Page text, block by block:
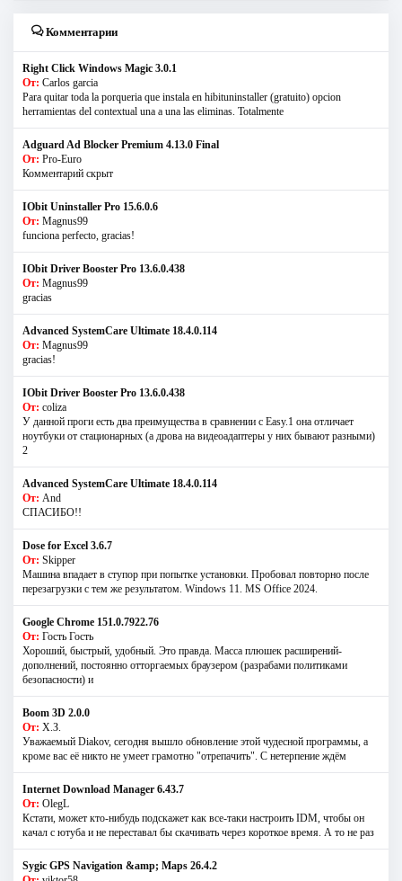
Комментарии
Right Click Windows Magic 3.0.1
От: Carlos garcia
Para quitar toda la porqueria que instala en hibituninstaller (gratuito) opcion
herramientas del contextual una a una las eliminas. Totalmente
Adguard Ad Blocker Premium 4.13.0 Final
От: Pro-Euro
Комментарий скрыт
IObit Uninstaller Pro 15.6.0.6
От: Magnus99
funciona perfecto, gracias!
IObit Driver Booster Pro 13.6.0.438
От: Magnus99
gracias
Advanced SystemCare Ultimate 18.4.0.114
От: Magnus99
gracias!
IObit Driver Booster Pro 13.6.0.438
От: coliza
У данной проги есть два преимущества в сравнении с Easy.1 она отличает
ноутбуки от стационарных (а дрова на видеоадаптеры у них бывают разными)
2
Advanced SystemCare Ultimate 18.4.0.114
От: And
СПАСИБО!!
Dose for Excel 3.6.7
От: Skipper
Машина впадает в ступор при попытке установки. Пробовал повторно после
перезагрузки с тем же результатом. Windows 11. MS Offiсe 2024.
Google Chrome 151.0.7922.76
От: Гость Гость
Хороший, быстрый, удобный. Это правда. Масса плюшек расширений-
дополнений, постоянно отторгаемых браузером (разрабами политиками
безопасности) и
Boom 3D 2.0.0
От: Х.З.
Уважаемый Diakov, сегодня вышло обновление этой чудесной программы, а
кроме вас её никто не умеет грамотно "отрепачить". С нетерпение ждём
Internet Download Manager 6.43.7
От: OlegL
Кстати, может кто-нибудь подскажет как все-таки настроить IDM, чтобы он
качал с ютуба и не переставал бы скачивать через короткое время. А то не раз
Sygic GPS Navigation &amp; Maps 26.4.2